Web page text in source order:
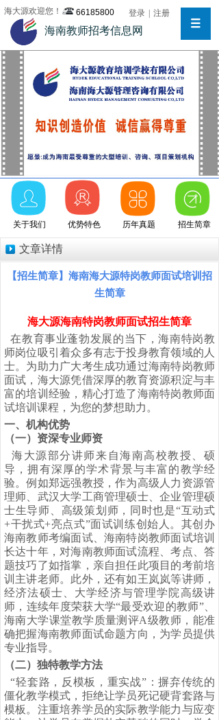
海大源欢迎您！ 66185800 登录 注册
海南教师招考信息网
优势特色
关于我们 历年真题 招生简章
文章详情
【招生简章】海南海大源特岗教师面试培训招
生简章
海大源海南特岗教师面试招生简章
在教育事业蓬勃发展的当下，海南特岗教
师岗位吸引着众多有志于投身教育领域的人
士。为助力广大考生成功通过海南特岗教师
面试，海大源凭借深厚的教育资源积淀与丰
富的培训经验，精心打造了海南特岗教师面
试培训课程，为您的梦想助力。
一、 机构优势
（一） 资深专业师资
海大源部分讲师来自海南高校教授、硕
导，拥有深厚的学术背景与丰富的教学经
验。例如郑远强教授，作为高级人力资源管
理师、武汉大学工商管理硕士、企业管理硕
士生导师、高级策划师，同时也是“互动式
+干扰式+亮点式”面试训练创始人。其创办
海南教师考编面试、海南特岗教师面试培训
长达十年，对海南教师面试流程、考点、答
题技巧了如指掌，亲自担任此项目的考前培
训主讲老师。此外，还有如王岚岚等讲师，
经济法硕士、大学经济与管理学院高级讲
师，连续年度荣获大学“最受欢迎的教师”、
海南大学课堂教学质量测评A级教师，能准
确把握海南教师面试命题方向，为学员提供
专业指导。
（二） 独特教学方法
“轻套路，反模板，重实战”：摒弃传统的
僵化教学模式，拒绝让学员死记硬背套路与
模板。注重培养学员的实际教学能力与应变